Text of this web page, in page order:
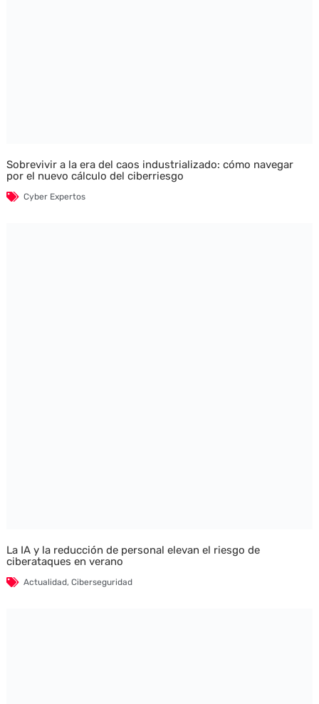
Sobrevivir a la era del caos industrializado: cómo navegar
por el nuevo cálculo del ciberriesgo
Cyber Expertos
La IA y la reducción de personal elevan el riesgo de
ciberataques en verano
Actualidad, Ciberseguridad